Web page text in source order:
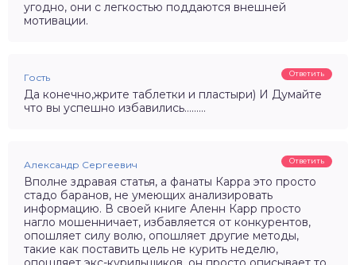
угодно, они с легкостью поддаются внешней
мотивации.
Гость Ответить
Да конечно,жрите таблетки и пластыри) И Думайте
что вы успешно избавились………
Александр Сергеевич Ответить
Вполне здравая статья, а фанаты Карра это просто
стадо баранов, не умеющих анализировать
информацию. В своей книге Аленн Карр просто
нагло мошенничает, избавляется от конкурентов,
опошляет силу волю, опошляет другие методы,
такие как поставить цель не курить неделю,